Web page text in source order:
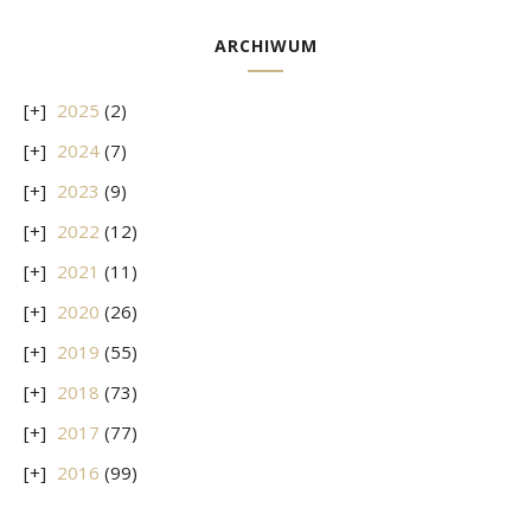
ARCHIWUM
2025 (2)
2024 (7)
2023 (9)
2022 (12)
2021 (11)
2020 (26)
2019 (55)
2018 (73)
2017 (77)
2016 (99)